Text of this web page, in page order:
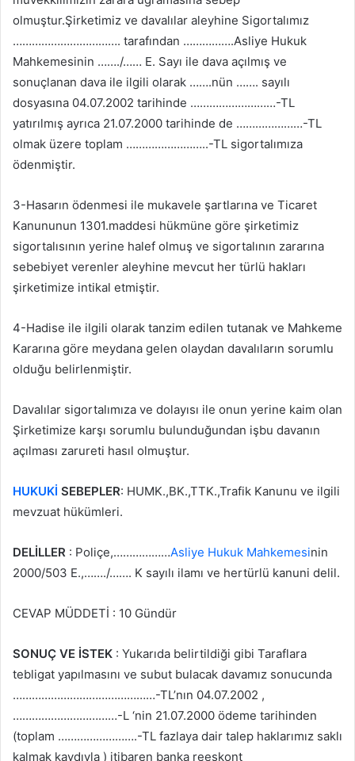
olmuştur.Şirketimiz ve davalılar aleyhine Sigortalımız
……………………………. tarafından …………….Asliye Hukuk
Mahkemesinin ……./…… E. Sayı ile dava açılmış ve
sonuçlanan dava ile ilgili olarak …….nün ……. sayılı
dosyasına 04.07.2002 tarihinde ………………………-TL
yatırılmış ayrıca 21.07.2000 tarihinde de …………………-TL
olmak üzere toplam ……………………..-TL sigortalımıza
ödenmiştir.
3-Hasarın ödenmesi ile mukavele şartlarına ve Ticaret
Kanununun 1301.maddesi hükmüne göre şirketimiz
sigortalısının yerine halef olmuş ve sigortalının zararına
sebebiyet verenler aleyhine mevcut her türlü hakları
şirketimize intikal etmiştir.
4-Hadise ile ilgili olarak tanzim edilen tutanak ve Mahkeme
Kararına göre meydana gelen olaydan davalıların sorumlu
olduğu belirlenmiştir.
Davalılar sigortalımıza ve dolayısı ile onun yerine kaim olan
Şirketimize karşı sorumlu bulunduğundan işbu davanın
açılması zarureti hasıl olmuştur.
HUKUKİ SEBEPLER: HUMK.,BK.,TTK.,Trafik Kanunu ve ilgili
mevzuat hükümleri.
DELİLLER : Poliçe,………………Asliye Hukuk Mahkemesinin
2000/503 E.,……./……. K sayılı ilamı ve hertürlü kanuni delil.
CEVAP MÜDDETİ : 10 Gündür
SONUÇ VE İSTEK : Yukarıda belirtildiği gibi Taraflara
tebligat yapılmasını ve subut bulacak davamız sonucunda
………………………………………-TL’nın 04.07.2002 ,
……………………………-L ‘nin 21.07.2000 ödeme tarihinden
(toplam …………………….-TL fazlaya dair talep haklarımız saklı
kalmak kaydıyla ) itibaren banka reeskont